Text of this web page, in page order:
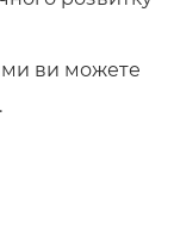
ви можете
.